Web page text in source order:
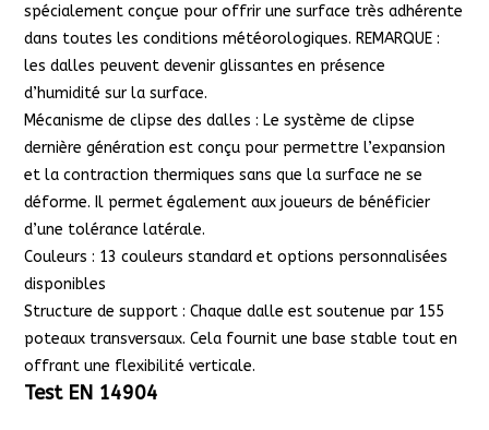
spécialement conçue pour offrir une surface très adhérente
dans toutes les conditions météorologiques. REMARQUE :
les dalles peuvent devenir glissantes en présence
d’humidité sur la surface.
Mécanisme de clipse des dalles : Le système de clipse
dernière génération est conçu pour permettre l’expansion
et la contraction thermiques sans que la surface ne se
déforme. Il permet également aux joueurs de bénéficier
d’une tolérance latérale.
Couleurs : 13 couleurs standard et options personnalisées
disponibles
Structure de support : Chaque dalle est soutenue par 155
poteaux transversaux. Cela fournit une base stable tout en
offrant une flexibilité verticale.
Test EN 14904